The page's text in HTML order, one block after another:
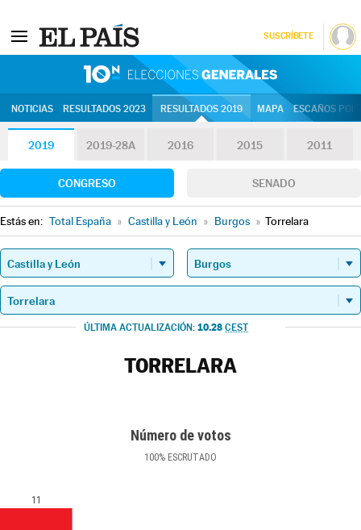
SUSCRÍBETE
NOTICIAS RESULTADOS 2023 RESULTADOS 2019 MAPA ESCAÑOS
2019 2019-28A 2016 2015 2011
CONGRESO SENADO
Estás en: Total España » Castilla y León » Burgos » Torrelara
ÚLTIMA ACTUALIZACIÓN: 10.28 CEST
TORRELARA
Número de votos
100% ESCRUTADO
11